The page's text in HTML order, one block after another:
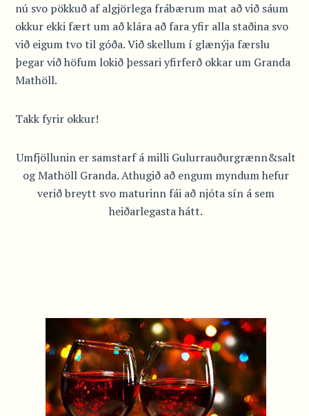
nú svo pökkuð af algjörlega frábærum mat að við sáum
okkur ekki fært um að klára að fara yfir alla staðina svo
við eigum tvo til góða. Við skellum í glænýja færslu
þegar við höfum lokið þessari yfirferð okkar um Granda
Mathöll.
Takk fyrir okkur!
Umfjöllunin er samstarf á milli Gulurrauðurgrænn&salt
og Mathöll Granda. Athugið að engum myndum hefur
verið breytt svo maturinn fái að njóta sín á sem
heiðarlegasta hátt.